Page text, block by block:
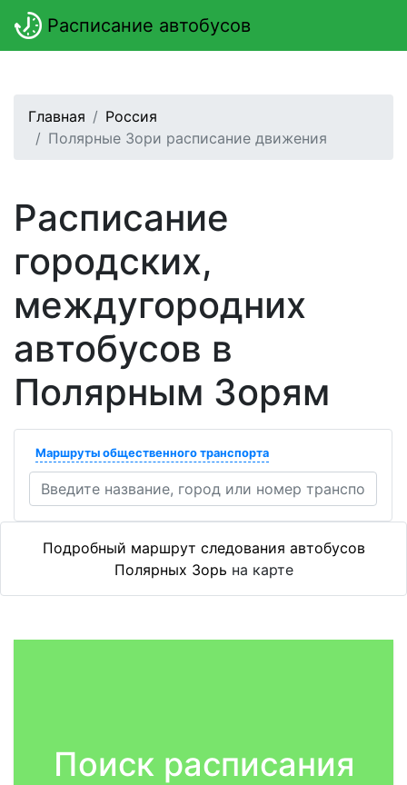
Расписание автобусов
Главная
Россия
Полярные Зори расписание движения
Расписание
городских,
междугородних
автобусов в
Полярным Зорям
Маршруты общественного транспорта
Подробный маршрут следования автобусов
Полярных Зорь на карте
Поиск расписания